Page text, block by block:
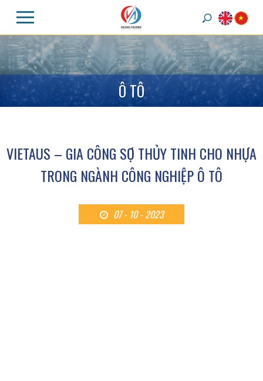
ÔTÔ
VIETAUS – GIA CÔNG SỢ THỦY TINH CHO NHỰA
TRONG NGÀNH CÔNG NGHIỆP Ô TÔ
07 - 10 - 2023